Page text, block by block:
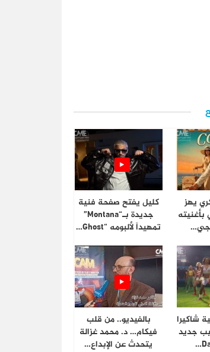
يهز
كليل يفتح صفحة فنية
جديدة بـ“Montana”
تمهيداً لألبومه “Ghost…
شاكيرا
جديد
بالفيديو.. من قلب
فيكام… د. محمد غزالة
يتحدث عن الإبداع…